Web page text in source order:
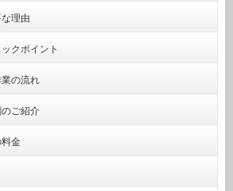
理由
クポイント
業の流れ
ご紹介
料金